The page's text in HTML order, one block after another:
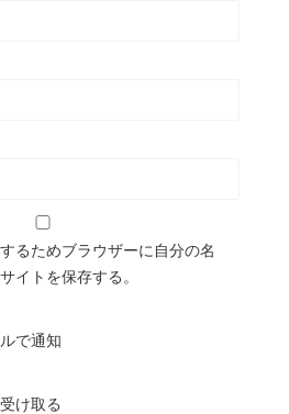
るためブラウザーに自分の名
イトを保存する。
で通知
け取る